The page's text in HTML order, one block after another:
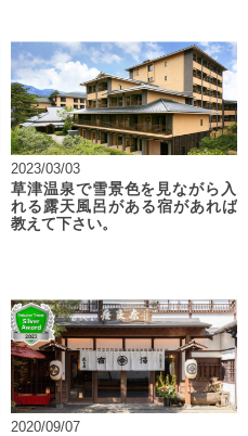
2023/03/03
草津温泉で雪景色を見ながら入
れる露天風呂がある宿があれば
教えて下さい。
2020/09/07